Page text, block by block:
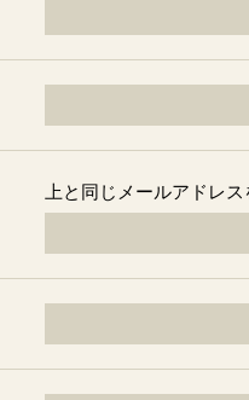
上と同じメールアドレ